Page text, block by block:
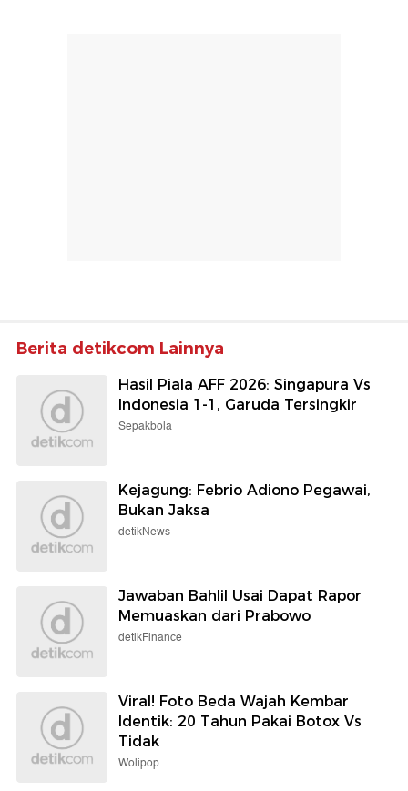
Berita detikcom Lainnya
Hasil Piala AFF 2026: Singapura Vs
Indonesia 1-1, Garuda Tersingkir
Sepakbola
Kejagung: Febrio Adiono Pegawai,
Bukan Jaksa
detikNews
Jawaban Bahlil Usai Dapat Rapor
Memuaskan dari Prabowo
detikFinance
Viral! Foto Beda Wajah Kembar
Identik: 20 Tahun Pakai Botox Vs
Tidak
Wolipop